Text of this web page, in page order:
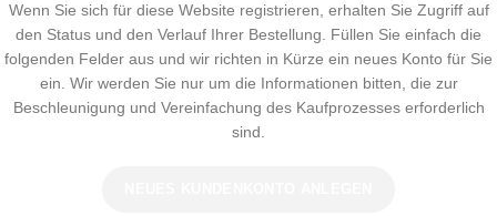
Wenn Sie sich für diese Website registrieren, erhalten Sie Zugriff auf
den Status und den Verlauf Ihrer Bestellung. Füllen Sie einfach die
folgenden Felder aus und wir richten in Kürze ein neues Konto für Sie
ein. Wir werden Sie nur um die Informationen bitten, die zur
Beschleunigung und Vereinfachung des Kaufprozesses erforderlich
sind.